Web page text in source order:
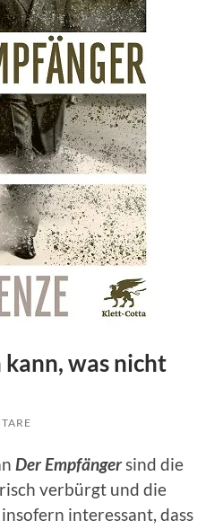
was nicht
Der Empfängersind die
verbürgt und die
interessant, dass